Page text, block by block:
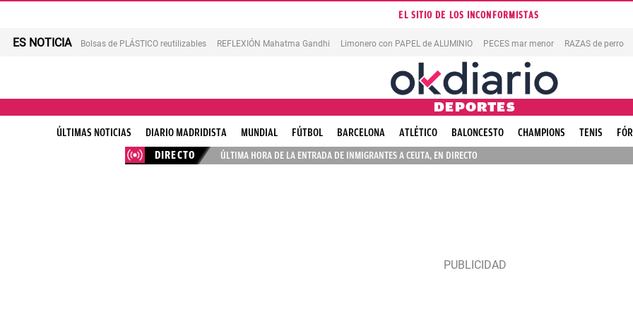
EL SITIO DE LOS INCONFORMISTAS
ES NOTICIA Bolsas de PLÁSTICO reutilizables REFLEXIÓN Mahatma Gandhi Limonero con PAPEL de ALUMINIO PECES mar menor RAZAS de perro
DEPORTES
ÚLTIMAS NOTICIAS DIARIO MADRIDISTA MUNDIAL FÚTBOL BARCELONA ATLÉTICO BALONCESTO CHAMPIONS TENIS
DIRECTO
ÚLTIMA HORA DE LA ENTRADA DE INMIGRANTES A CEUTA, EN DIRECTO